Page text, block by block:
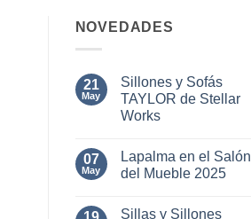
NOVEDADES
21
May
Sillones y Sofás
TAYLOR de Stellar
Works
comentarios
en
Sillones
TAYLOR
07
May
Lapalma en el Salón
del Mueble 2025
comentarios
Sillas y Sillones